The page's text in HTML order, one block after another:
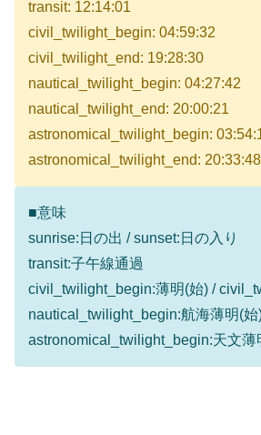
transit: 12:14:01
civil_twilight_begin: 04:59:32
civil_twilight_end: 19:28:30
nautical_twilight_begin: 04:27:42
nautical_twilight_end: 20:00:21
astronomical_twilight_begin:
astronomical_twilight_end: 20:33:48
■意味
sunrise:日の出 / sunset:日の入り
transit:子午線通過
civil_twilight_begin:薄明(始) /
nautical_twilight_begin:航海薄明(
astronomical_twilight_begin:天文